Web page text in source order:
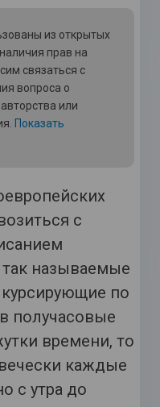
из открытых
прав на
связаться с
вопроса о
или
Показать
с
называемые
курсирующие по
получасовые
времени, то
каждые
с утра до